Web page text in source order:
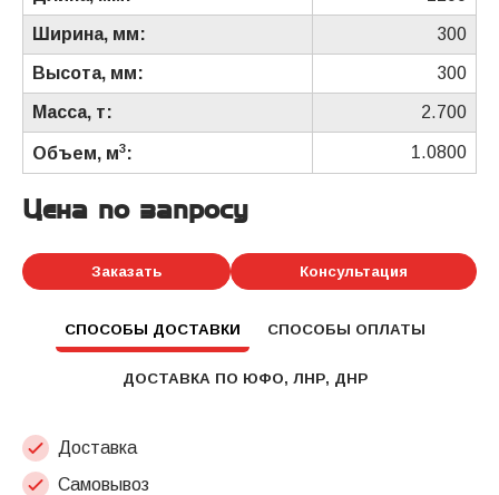
Ширина, мм: 300
Высота, мм: 300
Масса, т: 2.700
Объем, м3: 1.0800
Цена по запросу
Заказать Консультация
СПОСОБЫ ДОСТАВКИ СПОСОБЫ ОПЛАТЫ
ДОСТАВКА ПО ЮФО, ЛНР, ДНР
Доставка
Самовывоз